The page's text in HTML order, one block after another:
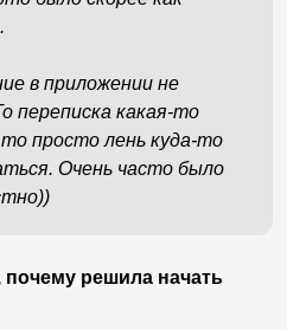
в приложении не
переписка какая-то
просто лень куда-то
Очень часто было
почему решила начать